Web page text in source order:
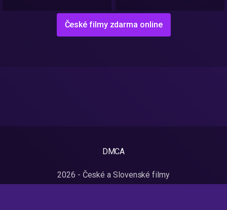
České filmy zdarma online
DMCA
2026 - České a Slovenské filmy